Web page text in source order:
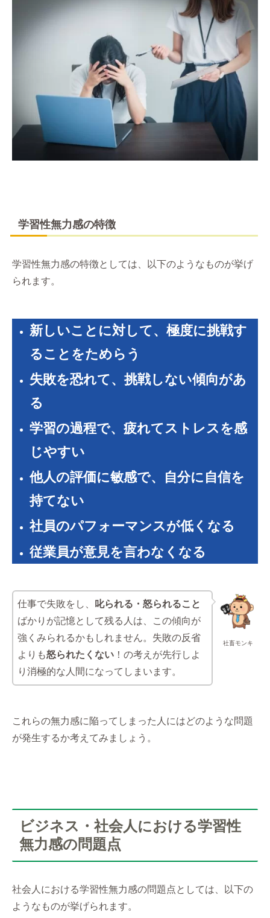
学習性無力感の特徴
学習性無力感の特徴としては、以下のようなものが挙げ
られます。
新しいことに対して、極度に挑戦す
ることをためらう
失敗を恐れて、挑戦しない傾向があ
る
学習の過程で、疲れてストレスを感
じやすい
他人の評価に敏感で、自分に自信を
持てない
社員のパフォーマンスが低くなる
従業員が意見を言わなくなる
社畜モンキ
仕事で失敗をし、
叱られる・怒られること
ばかりが記憶として残る人は、この傾向が
強くみられるかもしれません。失敗の反省
よりも怒られたくない ！の考えが先行しよ
り消極的な人間になってしまいます。
これらの無力感に陥ってしまった人にはどのような問題
が発生するか考えてみましょう。
ビジネス・社会人における学習性
無力感の問題点
社会人における学習性無力感の問題点としては、以下の
ようなものが挙げられます。